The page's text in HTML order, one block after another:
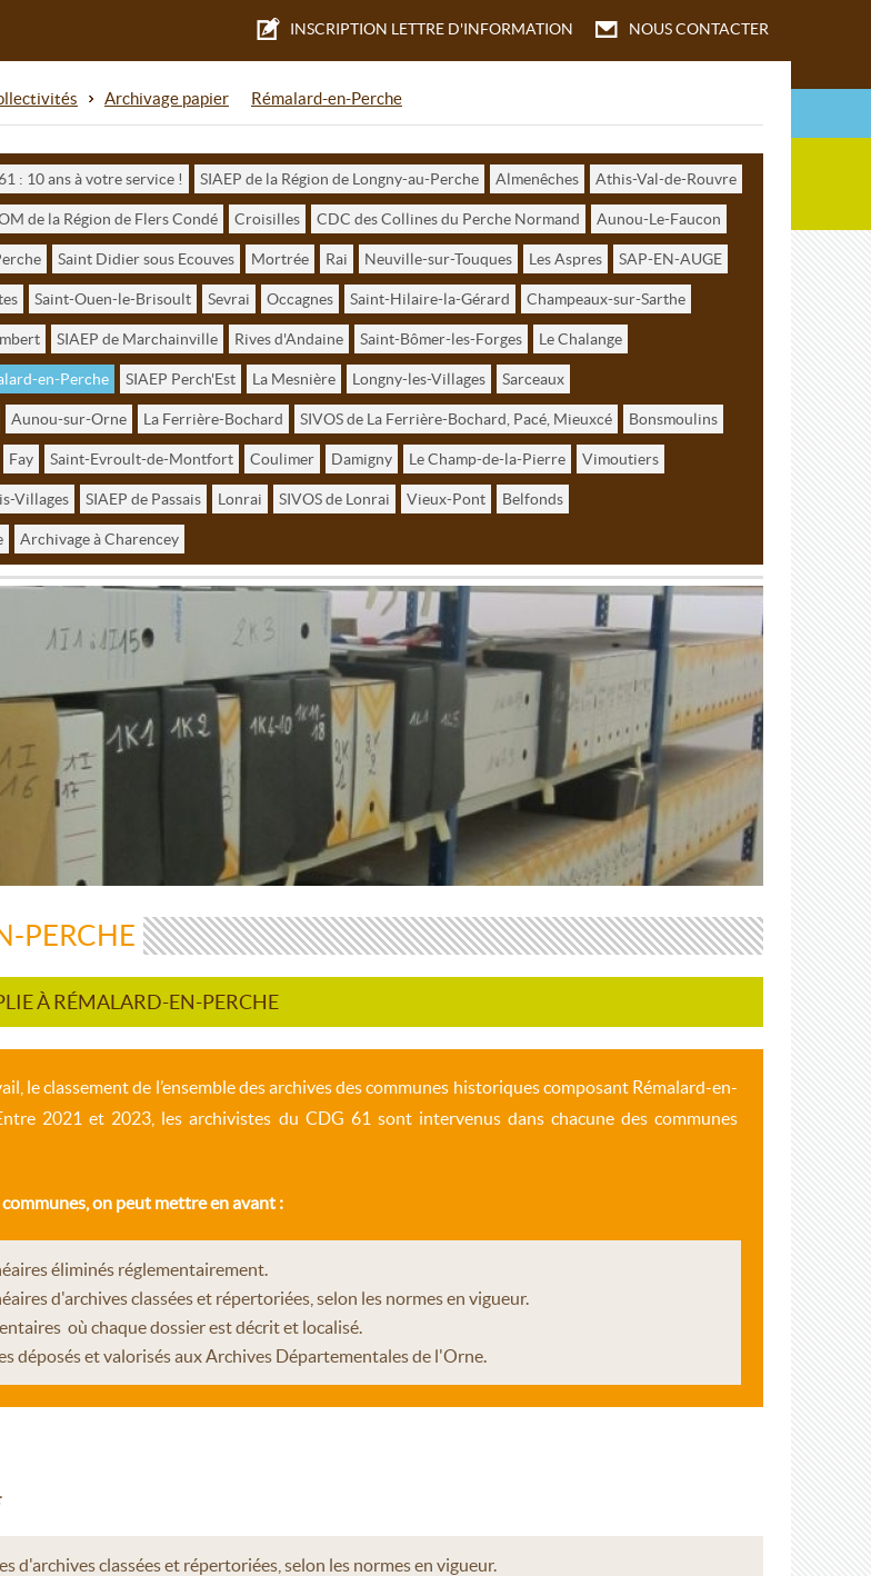
NOUS CONTACTER
INSCRIPTION LETTRE D'INFORMATION
Archivage papier Rémalard-en-Perche
: 10 ans à votre service ! SIAEP de la Région de Longny-au-Perche Almenêches Athis-Val-de-Rouvre
de la Région de Flers Condé Croisilles CDC des Collines du Perche Normand Aunou-Le-Faucon
Saint Didier sous Ecouves Mortrée Rai Neuville-sur-Touques Les Aspres SAP-EN-AUGE
Saint-Ouen-le-Brisoult Sevrai Occagnes Saint-Hilaire-la-Gérard Champeaux-sur-Sarthe
SIAEP de Marchainville Rives d'Andaine Saint-Bômer-les-Forges Le Chalange
en-Perche SIAEP Perch'Est La Mesnière Longny-les-Villages Sarceaux
Aunou-sur-Orne La Ferrière-Bochard SIVOS de La Ferrière-Bochard, Pacé, Mieuxcé Bonsmoulins
Fay Saint-Evroult-de-Montfort Coulimer Damigny Le Champ-de-la-Pierre Vimoutiers
Villages SIAEP de Passais Lonrai SIVOS de Lonrai Vieux-Pont Belfonds
Archivage à Charencey
PERCHE
À RÉMALARD-EN-PERCHE
le classement de l’ensemble des archives des communes historiques composant Rémalard-en-
2021 et 2023 , les archivistes du CDG 61 sont intervenus dans chacune des communes
on peut mettre en avant :
éliminés réglementairement.
d'archives classées et répertoriées, selon les normes en vigueur.
où chaque dossier est décrit et localisé.
déposés et valorisés aux Archives Départementales de l'Orne.
d'archives classées et répertoriées, selon les normes en vigueur.